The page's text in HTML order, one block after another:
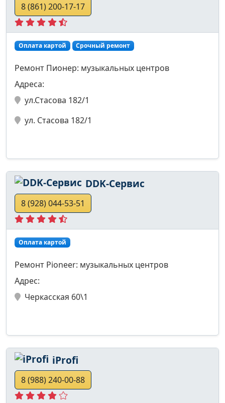
8 (861) 200-17-17
Оплата картой Срочный ремонт
Ремонт Пионер: музыкальных центров
Адреса:
ул.Стасова 182/1
ул. Стасова 182/1
DDK-Сервис
8 (928) 044-53-51
Оплата картой
Ремонт Pioneer: музыкальных центров
Адрес:
Черкасская 60\1
iProfi
8 (988) 240-00-88